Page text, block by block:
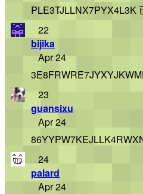
PLE3TJLLNX7PYX4L3K
22
bijika
Apr 24
23
guansixu
Apr 24
24
palard
Apr 24